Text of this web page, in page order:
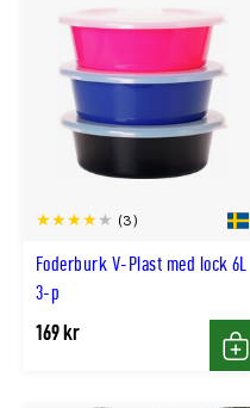
Foderburk V-Plast med lock 6L
3-p
(3)
169 kr
Köp